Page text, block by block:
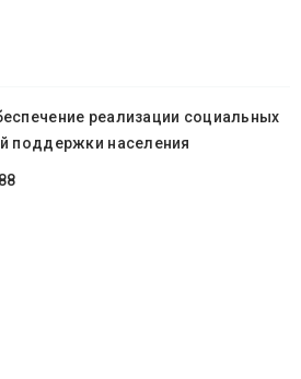
реализации социальных
поддержки населения